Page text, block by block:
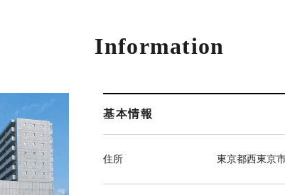
Information
基本情報
住所 東京都西東京